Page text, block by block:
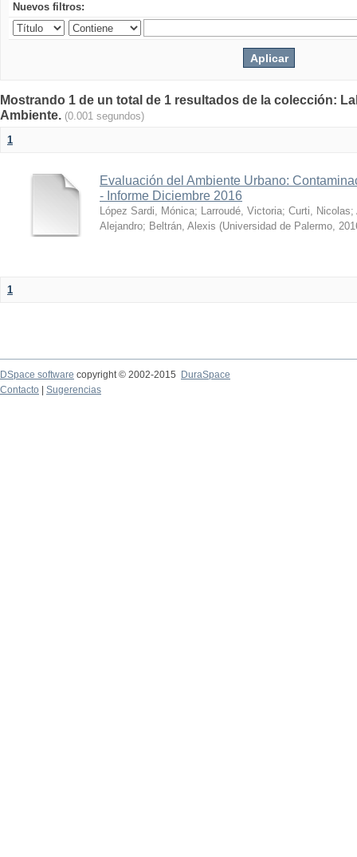
Nuevos filtros:
Mostrando 1 de un total de 1 resultados de la colección:
Ambiente. (0.001 segundos)
1
Evaluación del Ambiente Urbano:
- Informe Diciembre 2016
López Sardi, Mónica; Larroudé, Victoria; Curti, Nicolas;
Alejandro; Beltrán, Alexis (Universidad de Palermo,
1
DSpace software copyright © 2002-2015
DuraSpace
Contacto
Sugerencias